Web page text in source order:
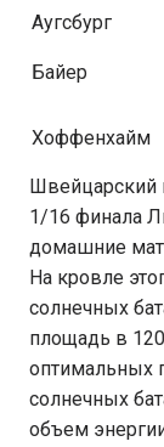
Аугсбург
Байер
Хоффенхайм
Швейцарский
1/16 финала
домашние
На кровле
солнечных
площадь в
оптимальных
солнечных
объем